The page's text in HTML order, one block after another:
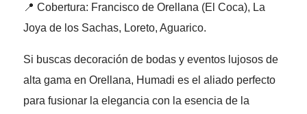
📍 Cobertura: Francisco de Orellana (El Coca), La
Joya de los Sachas, Loreto, Aguarico.
Si buscas decoración de bodas y eventos lujosos de
alta gama en Orellana, Humadi es el aliado perfecto
para fusionar la elegancia con la esencia de la